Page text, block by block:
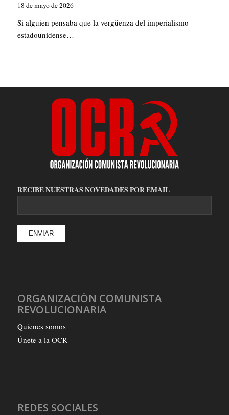
18 de mayo de 2026
Si alguien pensaba que la vergüenza del imperialismo
estadounidense…
RECIBE NUESTRAS NOVEDADES POR EMAIL
ORGANIZACIÓN COMUNISTA
REVOLUCIONARIA
Quienes somos
Únete a la OCR
REDES SOCIALES